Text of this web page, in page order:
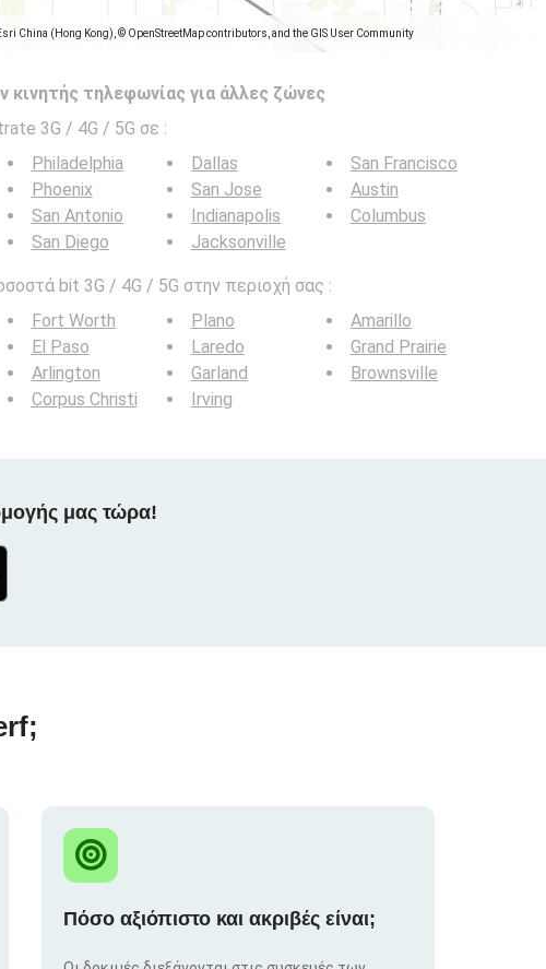
China (Hong Kong), © OpenStreetMap contributors, and the GIS User Community
τηλεφωνίας για άλλες ζώνες
3G / 4G / 5G σε :
Philadelphia
Phoenix
San Antonio
San Diego
Dallas
San Jose
Indianapolis
Jacksonville
San Francisco
Austin
Columbus
bit 3G / 4G / 5G στην περιοχή σας :
Fort Worth
El Paso
Arlington
Corpus Christi
Plano
Laredo
Garland
Irving
Amarillo
Grand Prairie
Brownsville
μας τώρα!
Πόσο αξιόπιστο και ακριβές είναι;